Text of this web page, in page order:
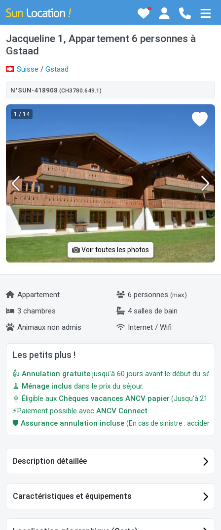
Jacqueline 1, Appartement 6 personnes à
Gstaad
Suisse / Gstaad
N°SUN-418908 (CH3780.649.1)
1 / 14
Voir toutes les photos
Appartement 6 personnes (max)
3 chambres
4 salles de bain
Animaux non admis
Internet / Wifi
Les petits plus !
👍 Annulation gratuite jusqu'à 60 jours avant le début du
🧹 Ménage inclus dans le prix du séjour.
🌞 Éligible aux Chèques vacances ANCV papier (Jusqu'à 21
⚡Paiement possible avec ANCV Connect.
🛡️ Assurance annulation incluse (En cas de sinistre : accident,
Description détaillée
Caractéristiques et équipements